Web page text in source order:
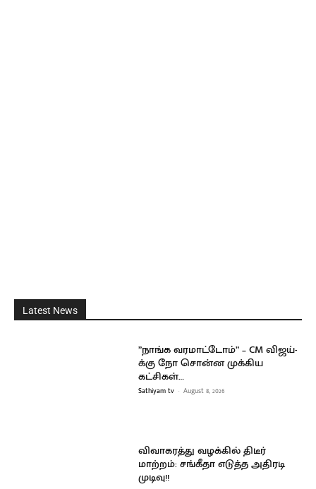
Latest News
”நாங்க வரமாட்டோம்” – CM விஜய்-
க்கு நோ சொன்ன முக்கிய
கட்சிகள்…
Sathiyam tv - August 8, 2026
விவாகரத்து வழக்கில் திடீர்
மாற்றம்: சங்கீதா எடுத்த அதிரடி
முடிவு!!